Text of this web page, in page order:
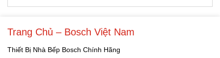
Trang Chủ – Bosch Việt Nam
Thiết Bị Nhà Bếp Bosch Chính Hãng